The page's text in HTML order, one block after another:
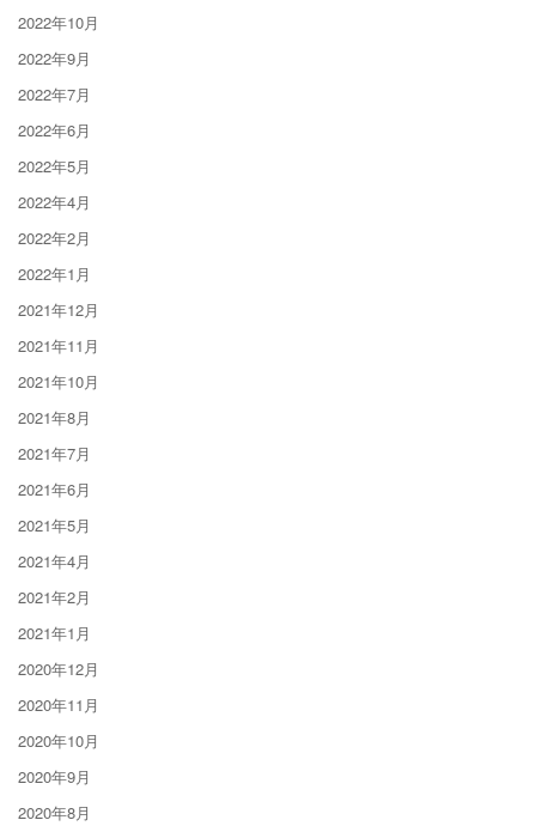
2022年10月
2022年9月
2022年7月
2022年6月
2022年5月
2022年4月
2022年2月
2022年1月
2021年12月
2021年11月
2021年10月
2021年8月
2021年7月
2021年6月
2021年5月
2021年4月
2021年2月
2021年1月
2020年12月
2020年11月
2020年10月
2020年9月
2020年8月